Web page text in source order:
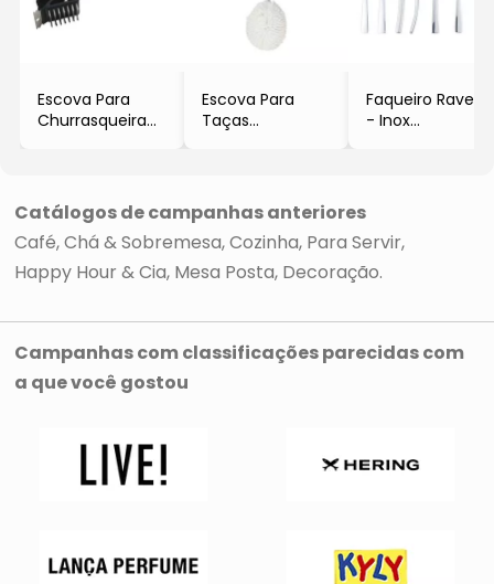
Escova Para
Churrasqueira
- Full Fit
Escova Para
Taças
- Full Fit
Faqueiro Ravel
- Inox
Catálogos de campanhas anteriores
Café, Chá & Sobremesa Cozinha Para Servir
Happy Hour & Cia Mesa Posta Decoração
Campanhas com classificações parecidas com
a que você gostou